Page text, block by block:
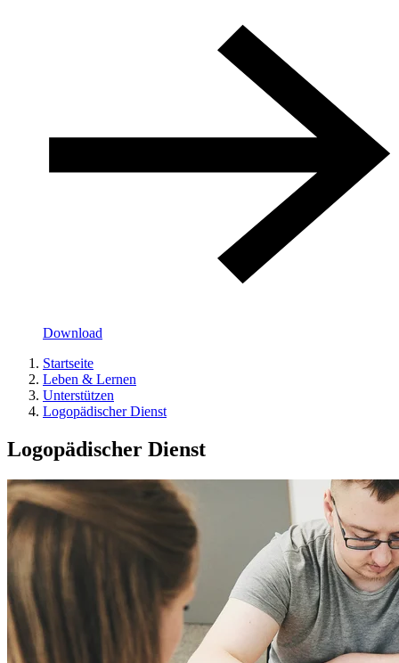
Download
Startseite
Leben & Lernen
Unterstützen
Logopädischer Dienst
Logopädischer Dienst